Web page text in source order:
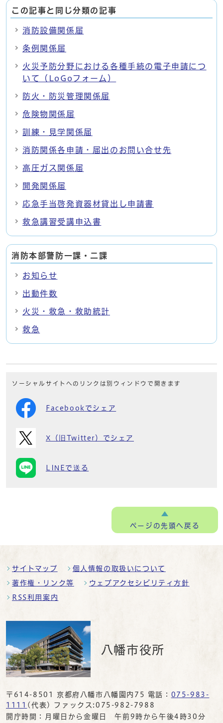
この記事と同じ分類の記事
消防設備関係届
条例関係届
火災予防分野における各種手続の電子申請につ
いて（LoGoフォーム）
防火・防災管理関係届
危険物関係届
訓練・見学関係届
消防関係各申請・届出のお問い合せ先
高圧ガス関係届
開発関係届
応急手当啓発資器材貸出し申請書
救急講習受講申込書
消防本部警防一課・二課
お知らせ
出動件数
火災・救急・救助統計
救急
ソーシャルサイトへのリンクは別ウィンドウで開きます
Facebookでシェア
X（旧Twitter）でシェア
LINEで送る
ページの先頭へ戻る
サイトマップ 個人情報の取扱いについて
著作権・リンク等 ウェブアクセシビリティ方針
RSS利用案内
八幡市役所
〒614-8501 京都府八幡市八幡園内75 電話： 075-983-
1111 (代表) ファックス:075-982-7988
開庁時間：月曜日から金曜日 午前9時から午後4時30分